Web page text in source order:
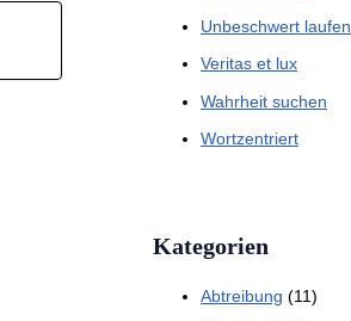
Unbeschwert laufen
Veritas et lux
Wahrheit suchen
Wortzentriert
Kategorien
Abtreibung (11)